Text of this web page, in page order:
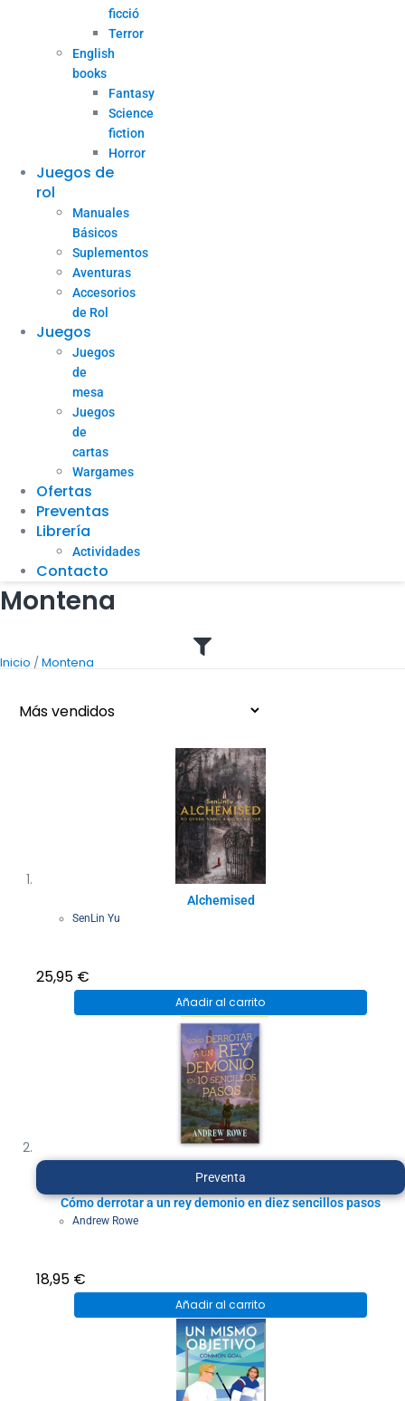
ficció
Terror
English
books
Fantasy
Science
fiction
Horror
Juegos de
rol
Manuales
Básicos
Suplementos
Aventuras
Accesorios
de Rol
Juegos
Juegos
de
mesa
Juegos
de
cartas
Wargames
Ofertas
Preventas
Librería
Actividades
Contacto
Montena
Inicio /Montena
Alchemised
SenLin Yu
25,95 €
Añadir al carrito
Preventa
Cómo derrotar a un rey demonio en diez sencillos pasos
Andrew Rowe
18,95 €
Añadir al carrito